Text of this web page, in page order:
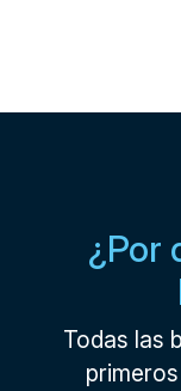
¿Por
Todas las